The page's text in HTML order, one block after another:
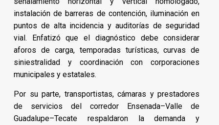
instalación de barreras de contención, iluminación en
puntos de alta incidencia y auditorías de seguridad
vial. Enfatizó que el diagnóstico debe considerar
aforos de carga, temporadas turísticas, curvas de
siniestralidad y coordinación con corporaciones
municipales y estatales.
Por su parte, transportistas, cámaras y prestadores
de servicios del corredor Ensenada–Valle de
Guadalupe–Tecate respaldaron la demanda y